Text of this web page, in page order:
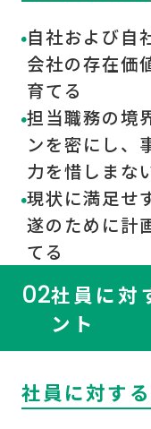
自社および自
会社の存在価
育てる
担当職務の境
ンを密にし、
力を惜しまな
現状に満足せ
遂のために計
てる
02社員に対
ント
社員に対す